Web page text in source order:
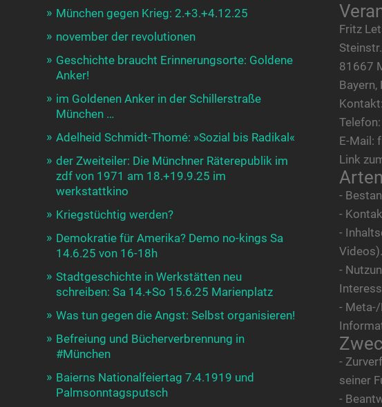
München gegen Krieg: 2.+3.+4.12.25
november der revolutionen
Geschichte braucht Erinnerungsorte: Goldene
Anker!
im Goldenen Anker in der Schillerstraße
München …
Adelheid Schmidt-Thomé: »Sozial bis Radikal«
der Zweiteiler: Die Münchner Räterepublik im
zdf von 1971 am 18.+19.9.25 im
werkstattkino
Kriegstüchtig werden?
Demokratie für Amerika? Demo no-kings Sa
14.6.25 von 16-18h
Stadtgeschichte in Werkstätten neu
schreiben: Sa 14.+So 15.6.25 Marienplatz
Was tun gegen die Angst: Selbst organisieren!
Befreiung und Bücherverbrennung in
#München
Baierns Nationalfeiertag 7.4.1919 und
Palmsonntagsputsch
Fritz
81667
Bayern,
Kontakt:
E-Mail:
Link
-
-
-
Videos).
-
-
-
seiner
-